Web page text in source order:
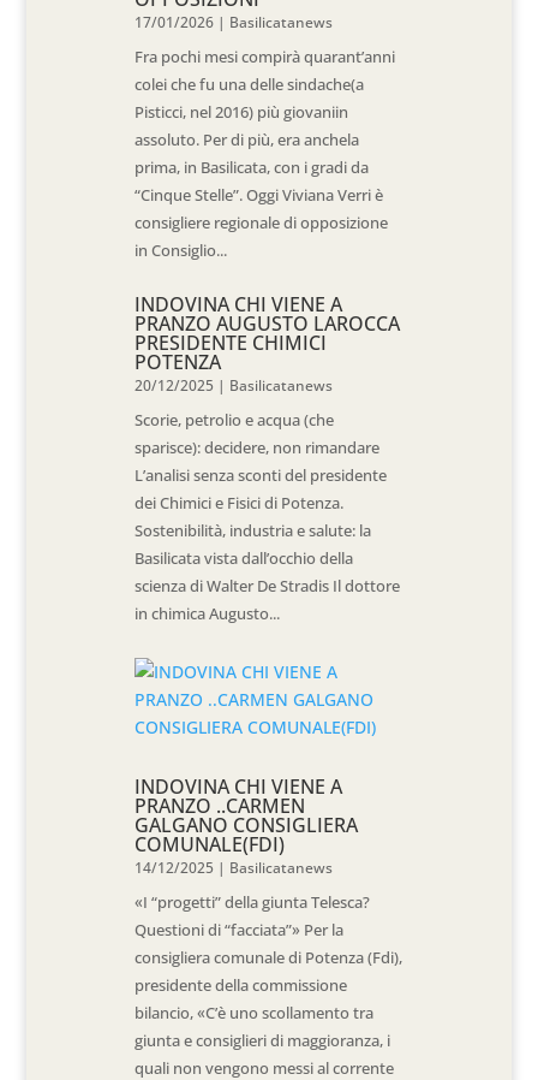
17/01/2026 | Basilicatanews
Fra pochi mesi compirà quarant’anni
colei che fu una delle sindache(a
Pisticci, nel 2016) più giovaniin
assoluto. Per di più, era anchela
prima, in Basilicata, con i gradi da
“Cinque Stelle”. Oggi Viviana Verri è
consigliere regionale di opposizione
in Consiglio...
INDOVINA CHI VIENE A
PRANZO AUGUSTO LAROCCA
PRESIDENTE CHIMICI
POTENZA
20/12/2025 | Basilicatanews
Scorie, petrolio e acqua (che
sparisce): decidere, non rimandare
L’analisi senza sconti del presidente
dei Chimici e Fisici di Potenza.
Sostenibilità, industria e salute: la
Basilicata vista dall’occhio della
scienza di Walter De Stradis Il dottore
in chimica Augusto...
INDOVINA CHI VIENE A
PRANZO ..CARMEN
GALGANO CONSIGLIERA
COMUNALE(FDI)
14/12/2025 | Basilicatanews
«I “progetti” della giunta Telesca?
Questioni di “facciata”» Per la
consigliera comunale di Potenza (Fdi),
presidente della commissione
bilancio, «C’è uno scollamento tra
giunta e consiglieri di maggioranza, i
quali non vengono messi al corrente